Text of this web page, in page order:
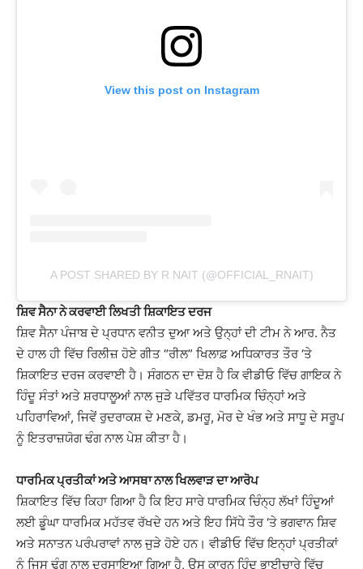
View this post on Instagram
A POST SHARED BY R NAIT (@OFFICIAL_RNAIT)
ਸ਼ਿਵ ਸੈਨਾ ਨੇ ਕਰਵਾਈ ਲਿਖਤੀ ਸ਼ਿਕਾਇਤ ਦਰਜ
ਸ਼ਿਵ ਸੈਨਾ ਪੰਜਾਬ ਦੇ ਪ੍ਰਧਾਨ ਵਨੀਤ ਦੁਆ ਅਤੇ ਉਨ੍ਹਾਂ ਦੀ ਟੀਮ ਨੇ ਆਰ. ਨੈਤ
ਦੇ ਹਾਲ ਹੀ ਵਿੱਚ ਰਿਲੀਜ਼ ਹੋਏ ਗੀਤ “ਰੀਲ” ਖਿਲਾਫ਼ ਅਧਿਕਾਰਤ ਤੌਰ ‘ਤੇ
ਸ਼ਿਕਾਇਤ ਦਰਜ ਕਰਵਾਈ ਹੈ। ਸੰਗਠਨ ਦਾ ਦੋਸ਼ ਹੈ ਕਿ ਵੀਡੀਓ ਵਿੱਚ ਗਾਇਕ ਨੇ
ਹਿੰਦੂ ਸੰਤਾਂ ਅਤੇ ਸ਼ਰਧਾਲੂਆਂ ਨਾਲ ਜੁੜੇ ਪਵਿੱਤਰ ਧਾਰਮਿਕ ਚਿੰਨ੍ਹਾਂ ਅਤੇ
ਪਹਿਰਾਵਿਆਂ, ਜਿਵੇਂ ਰੁਦਰਾਕਸ਼ ਦੇ ਮਣਕੇ, ਡਮਰੂ, ਮੋਰ ਦੇ ਖੰਭ ਅਤੇ ਸਾਧੂ ਦੇ ਸਰੂਪ
ਨੂੰ ਇਤਰਾਜ਼ਯੋਗ ਢੰਗ ਨਾਲ ਪੇਸ਼ ਕੀਤਾ ਹੈ।
ਧਾਰਮਿਕ ਪ੍ਰਤੀਕਾਂ ਅਤੇ ਆਸਥਾ ਨਾਲ ਖਿਲਵਾੜ ਦਾ ਆਰੋਪ
ਸ਼ਿਕਾਇਤ ਵਿੱਚ ਕਿਹਾ ਗਿਆ ਹੈ ਕਿ ਇਹ ਸਾਰੇ ਧਾਰਮਿਕ ਚਿੰਨ੍ਹ ਲੱਖਾਂ ਹਿੰਦੂਆਂ
ਲਈ ਡੂੰਘਾ ਧਾਰਮਿਕ ਮਹੱਤਵ ਰੱਖਦੇ ਹਨ ਅਤੇ ਇਹ ਸਿੱਧੇ ਤੌਰ ‘ਤੇ ਭਗਵਾਨ ਸ਼ਿਵ
ਅਤੇ ਸਨਾਤਨ ਪਰੰਪਰਾਵਾਂ ਨਾਲ ਜੁੜੇ ਹੋਏ ਹਨ। ਵੀਡੀਓ ਵਿੱਚ ਇਨ੍ਹਾਂ ਪ੍ਰਤੀਕਾਂ
ਨੂੰ ਜਿਸ ਢੰਗ ਨਾਲ ਦਰਸਾਇਆ ਗਿਆ ਹੈ, ਉਸ ਕਾਰਨ ਹਿੰਦੂ ਭਾਈਚਾਰੇ ਵਿੱਚ